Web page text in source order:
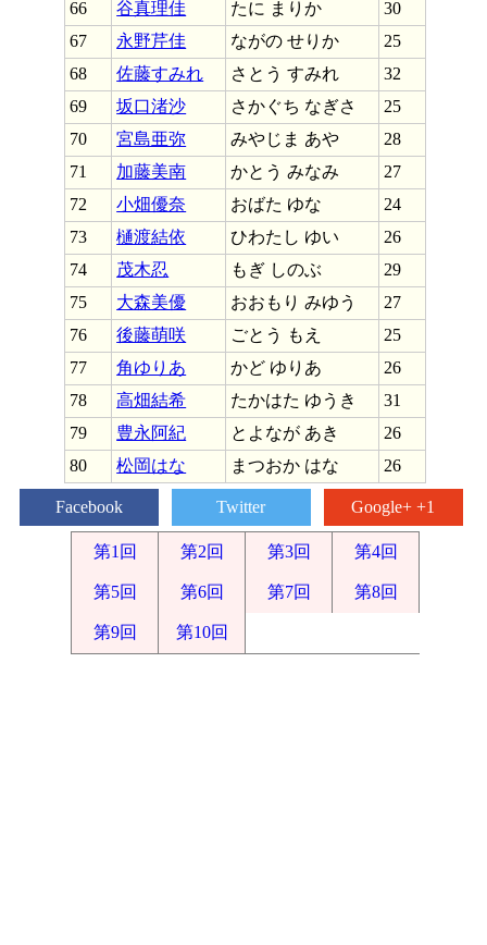
66
谷真理佳 たに まりか
30
67
永野芹佳 ながの せりか
25
68
佐藤すみれ さとう すみれ
32
69
坂口渚沙 さかぐち なぎさ
25
70
宮島亜弥 みやじま あや
28
71
加藤美南 かとう みなみ
27
72
小畑優奈 おばた ゆな
24
73
樋渡結依 ひわたし ゆい
26
74
茂木忍 もぎ しのぶ
29
75
大森美優 おおもり みゆう
27
76
後藤萌咲 ごとう もえ
25
77
角ゆりあ かど ゆりあ
26
78
高畑結希 たかはた ゆうき
31
79
豊永阿紀 とよなが あき
26
80
松岡はな まつおか はな 26
Facebook Twitter Google+ +1
第1回 第2回 第3回 第4回
第5回 第6回 第7回 第8回
第9回 第10回